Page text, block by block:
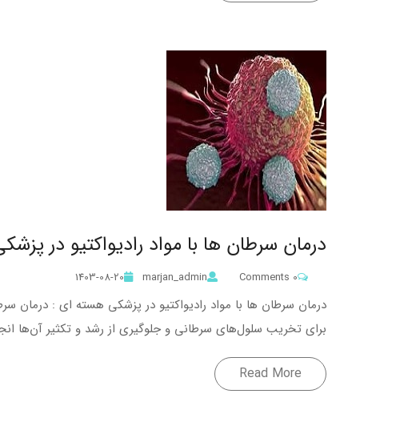
درمان سرطان‌ ها با مواد رادیواکتیو در
0 Comments
marjan_admin
1403-08-20
درمان سرطان‌ ها با مواد رادیواکتیو در پزشکی هسته ای : درمان
برای تخریب سلول‌های سرطانی و جلوگیری از رشد و تکثیر آن‌ها
Read More